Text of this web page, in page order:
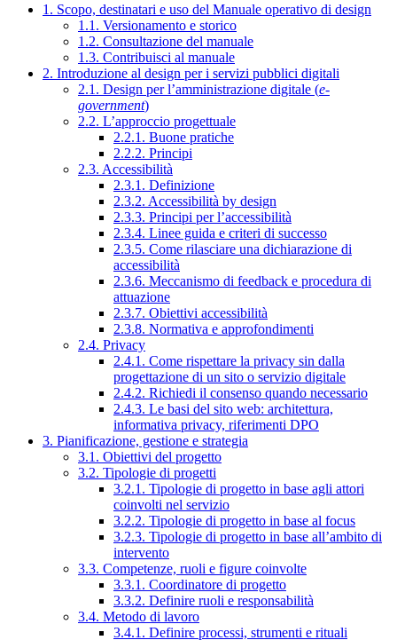
1. Scopo, destinatari e uso del Manuale operativo di design
1.1. Versionamento e storico
1.2. Consultazione del manuale
1.3. Contribuisci al manuale
2. Introduzione al design per i servizi pubblici digitali
2.1. Design per l’amministrazione digitale (e-
government)
2.2. L’approccio progettuale
2.2.1. Buone pratiche
2.2.2. Principi
2.3. Accessibilità
2.3.1. Definizione
2.3.2. Accessibilità by design
2.3.3. Principi per l’accessibilità
2.3.4. Linee guida e criteri di successo
2.3.5. Come rilasciare una dichiarazione di
accessibilità
2.3.6. Meccanismo di feedback e procedura di
attuazione
2.3.7. Obiettivi accessibilità
2.3.8. Normativa e approfondimenti
2.4. Privacy
2.4.1. Come rispettare la privacy sin dalla
progettazione di un sito o servizio digitale
2.4.2. Richiedi il consenso quando necessario
2.4.3. Le basi del sito web: architettura,
informativa privacy, riferimenti DPO
3. Pianificazione, gestione e strategia
3.1. Obiettivi del progetto
3.2. Tipologie di progetti
3.2.1. Tipologie di progetto in base agli attori
coinvolti nel servizio
3.2.2. Tipologie di progetto in base al focus
3.2.3. Tipologie di progetto in base all’ambito di
intervento
3.3. Competenze, ruoli e figure coinvolte
3.3.1. Coordinatore di progetto
3.3.2. Definire ruoli e responsabilità
3.4. Metodo di lavoro
3.4.1. Definire processi, strumenti e rituali